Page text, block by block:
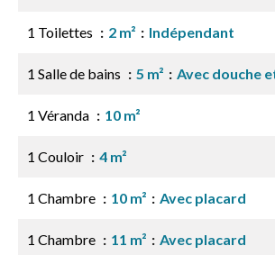
1 Toilettes 2 m² Indépendant
1 Salle de bains 5 m² Avec douche
1 Véranda 10 m²
1 Couloir 4 m²
1 Chambre 10 m² Avec placard
1 Chambre 11 m² Avec placard